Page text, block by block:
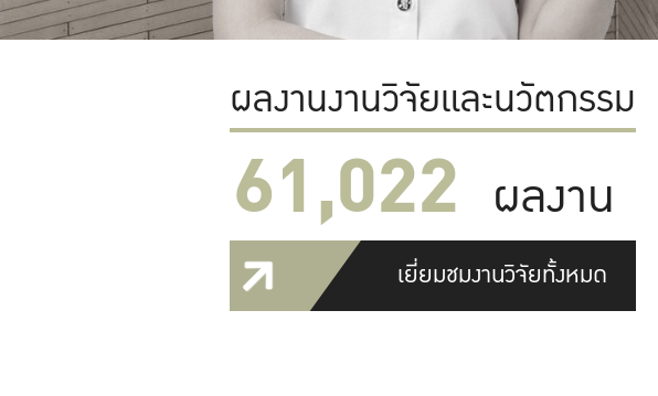
ผลงานงานวิจัยและนวัตกรรม
61,022 ผลงาน
เยี่ยมชมงานวิจัยทั้งหมด